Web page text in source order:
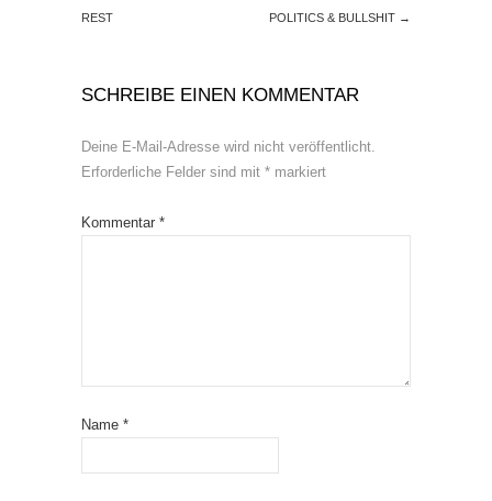
REST
POLITICS & BULLSHIT →
SCHREIBE EINEN KOMMENTAR
Deine E-Mail-Adresse wird nicht veröffentlicht.
Erforderliche Felder sind mit * markiert
Kommentar *
Name *